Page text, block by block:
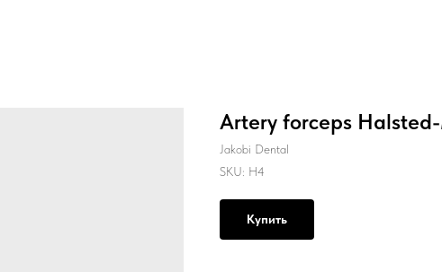
Artery forceps
Jakobi Dental
SKU: H4
Купить